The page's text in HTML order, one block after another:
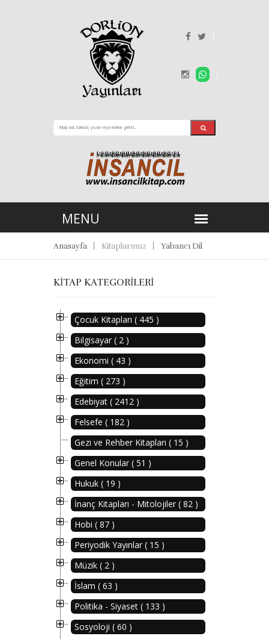
Anasayfa Kitaplarımız Yabancı Dil
KITAP KATEGORILERI
Çocuk Kitapları ( 445 )
Bilgisayar ( 2 )
Ekonomi ( 43 )
Eğitim ( 273 )
Edebiyat ( 2412 )
Felsefe ( 182 )
Gezi ve Rehber Kitapları ( 15 )
Genel Konular ( 51 )
Hukuk ( 19 )
İnanç Kitapları - Mitolojiler ( 82 )
Hobi ( 87 )
Periyodik Yayınlar ( 15 )
Müzik ( 2 )
İslam ( 63 )
Politika - Siyaset ( 133 )
Sosyoloji ( 60 )